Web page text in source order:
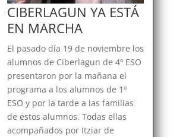
CIBERLAGUN YA ESTÁ
EN MARCHA
El pasado día 19 de noviembre los
alumnos de Ciberlagun de 4º ESO
presentaron por la mañana el
programa a los alumnos de 1º
ESO y por la tarde a las familias
de estos alumnos. Todas ellas
acompañados por Itziar de